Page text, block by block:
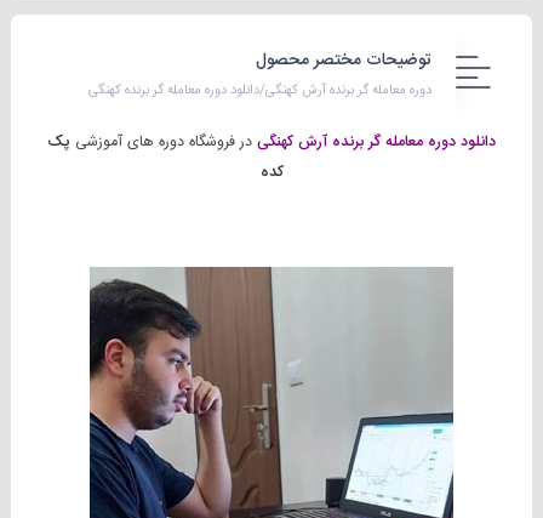
توضیحات مختصر محصول
دوره معامله گر برنده آرش کهنگی/دانلود دوره معامله گر برنده کهنگی
دانلود دوره معامله گر برنده آرش کهنگیدر فروشگاه دوره های آموزشی پک
کده